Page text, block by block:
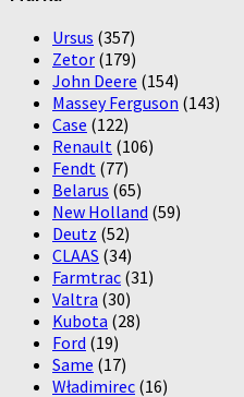
Ursus (357)
Zetor (179)
John Deere (154)
Massey Ferguson (143)
Case (122)
Renault (106)
Fendt (77)
Belarus (65)
New Holland (59)
Deutz (52)
CLAAS (34)
Farmtrac (31)
Valtra (30)
Kubota (28)
Ford (19)
Same (17)
Władimirec (16)